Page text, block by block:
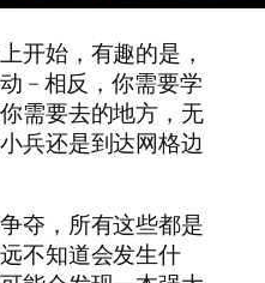
开始，有趣的是，
– 相反，你需要学
需要去的地方，无
兵还是到达网格边
夺，所有这些都是
不知道会发生什